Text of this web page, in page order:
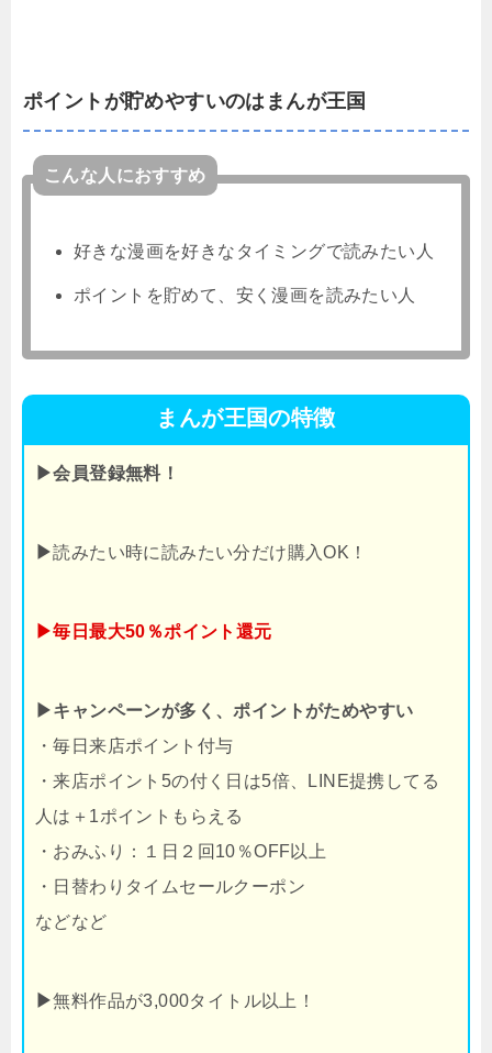
ポイントが貯めやすいのはまんが王国
こんな人におすすめ
好きな漫画を好きなタイミングで読みたい人
ポイントを貯めて、安く漫画を読みたい人
まんが王国の特徴
▶会員登録無料！
▶読みたい時に読みたい分だけ購入OK！
▶毎日最大50％ポイント還元
▶キャンペーンが多く、ポイントがためやすい
・毎日来店ポイント付与
・来店ポイント5の付く日は5倍、LINE提携してる
人は＋1ポイントもらえる
・おみふり：１日２回10％OFF以上
・日替わりタイムセールクーポン
などなど
▶無料作品が3,000タイトル以上！